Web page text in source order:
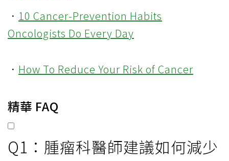
． 10 Cancer-Prevention Habits
Oncologists Do Every Day
． How To Reduce Your Risk of Cancer
精華 FAQ
Q1：腫瘤科醫師建議如何減少